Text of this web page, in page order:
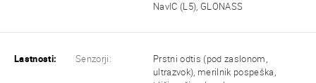
NavIC (L5), GLONASS
Lastnosti: Senzorji:
Prstni odtis (pod zaslonom,
ultrazvok), merilnik pospeška,